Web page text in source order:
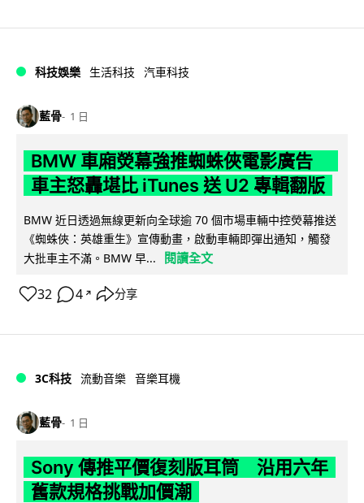
科技娛樂 生活科技 汽車科技
藍骨 1 日
BMW 車廂熒幕強推蜘蛛俠電影廣告
車主怒轟堪比 iTunes 送 U2 專輯翻版
BMW 近日透過無線更新向全球逾 70 個市場車輛中控熒幕推送
《蜘蛛俠：英雄重生》宣傳動畫，啟動車輛即彈出通知，觸發
大批車主不滿。BMW 早...
閱讀全文
32 4 ↗ 分享
3C科技 流動音樂 音樂耳機
藍骨 1 日
Sony 傳推平價復刻版耳筒 沿用六年
舊款規格挑戰加價潮